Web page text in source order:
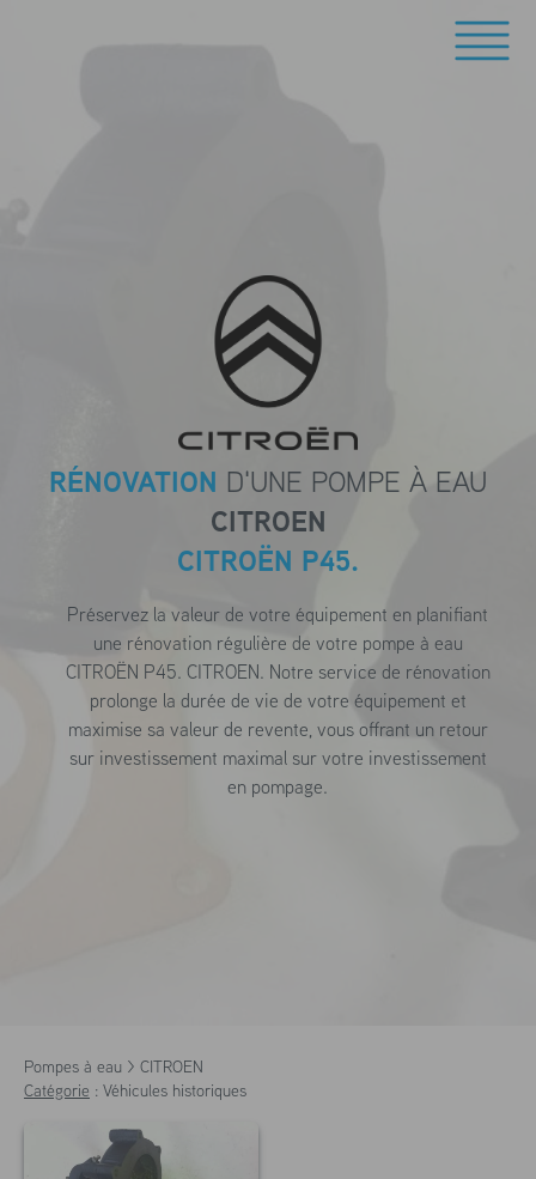
RÉNOVATION D'UNE POMPE À EAU
CITROEN
CITROËN P45.
Préservez la valeur de votre équipement en planifiant
une rénovation régulière de votre pompe à eau
CITROËN P45. CITROEN. Notre service de rénovation
prolonge la durée de vie de votre équipement et
maximise sa valeur de revente, vous offrant un retour
sur investissement maximal sur votre investissement
en pompage.
Pompes à eau > CITROEN
Catégorie : Véhicules historiques